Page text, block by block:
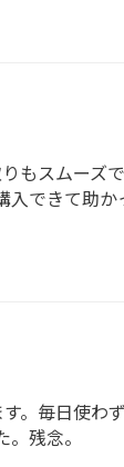
もスムーズ
できて助か
。毎日使わ
残念。